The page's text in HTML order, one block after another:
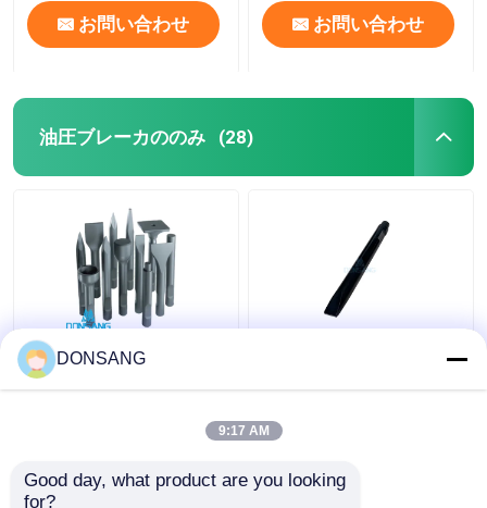
お問い合わせ お問い合わせ
油圧ブレーカののみ (28)
ブラント 42Crmo ハイ
ドロリックロックブレ
135mm ディア ハイド
ロリックハンマーパー
40Cr 42Cr 180mm ハイ
チェイセル
DONSANG
9:17 AM
Good day, what product are you looking
for?